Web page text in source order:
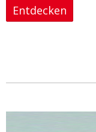
Entdecken